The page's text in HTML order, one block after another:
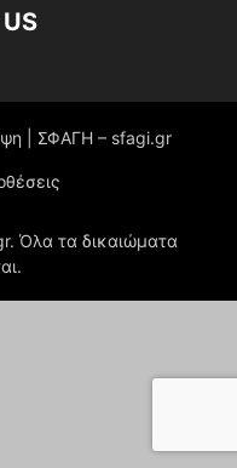
| ΣΦΑΓΗ – sfagi.gr
Όλα τα δικαιώματα